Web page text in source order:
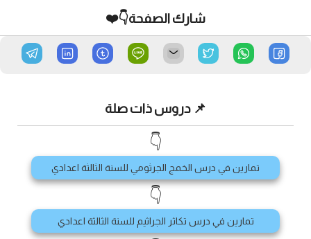
شارك الصفحة👇❤️
📌 دروس ذات صلة
👇
تمارين في درس الخمج الجرثومي للسنة الثالثة اعدادي
👇
تمارين في درس تكاثر الجراثيم للسنة الثالثة اعدادي